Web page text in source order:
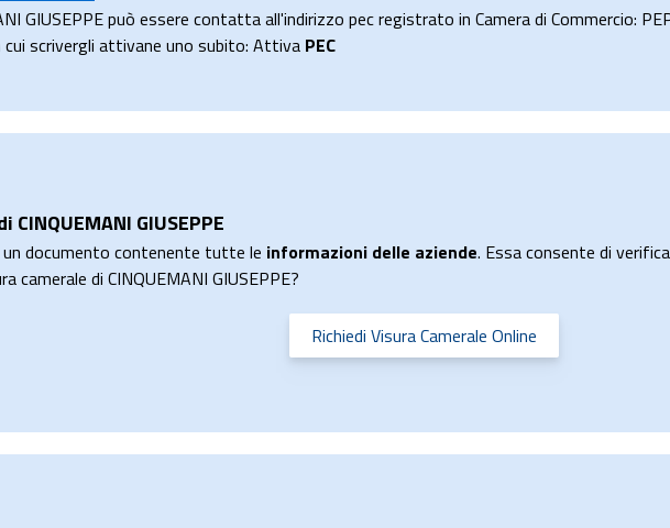
GIUSEPPE può essere contatta all'indirizzo pec registrato in Camera di Commercio:
cui scrivergli attivane uno subito: Attiva PEC
GIUSEPPE
un documento contenente tutte le informazioni delle aziende. Essa consente di
camerale di CINQUEMANI GIUSEPPE?
Richiedi Visura Camerale Online